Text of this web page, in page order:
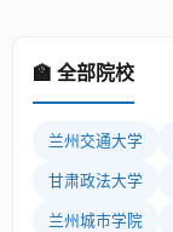
🏫 全部院校
兰州交通大学
甘肃政法大学
兰州城市学院